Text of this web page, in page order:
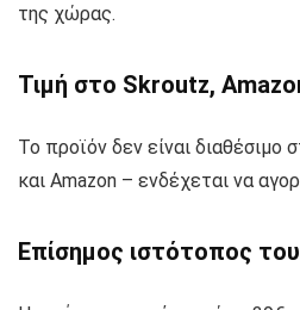
της χώρας.
Τιμή στο Skroutz,
Το προϊόν δεν είναι διαθέσιμο
και Amazon – ενδέχεται να
Επίσημος ιστότοπος